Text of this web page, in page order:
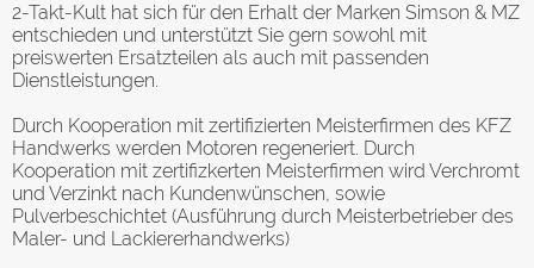
2-Takt-Kult hat sich für den Erhalt der Marken Simson & MZ
entschieden und unterstützt Sie gern sowohl mit
preiswerten Ersatzteilen als auch mit passenden
Dienstleistungen.
Durch Kooperation mit zertifizierten Meisterfirmen des KFZ
Handwerks werden Motoren regeneriert. Durch
Kooperation mit zertifizkerten Meisterfirmen wird Verchromt
und Verzinkt nach Kundenwünschen, sowie
Pulverbeschichtet (Ausführung durch Meisterbetrieber des
Maler- und Lackiererhandwerks)